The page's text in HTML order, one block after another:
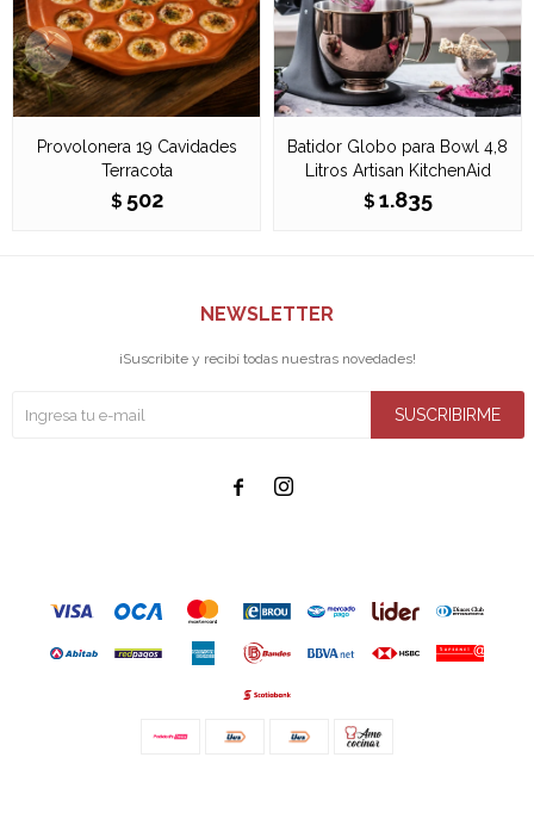
Provolonera 19 Cavidades
Terracota
$ 502
Batidor Globo para Bowl 4,8
Litros Artisan KitchenAid
$ 1.835
NEWSLETTER
¡Suscribite y recibí todas nuestras novedades!
SUSCRIBIRME
 